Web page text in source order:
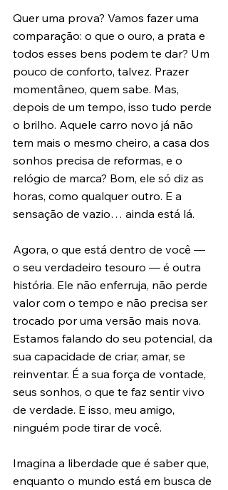
Quer uma prova? Vamos fazer uma
comparação: o que o ouro, a prata e
todos esses bens podem te dar? Um
pouco de conforto, talvez. Prazer
momentâneo, quem sabe. Mas,
depois de um tempo, isso tudo perde
o brilho. Aquele carro novo já não
tem mais o mesmo cheiro, a casa dos
sonhos precisa de reformas, e o
relógio de marca? Bom, ele só diz as
horas, como qualquer outro. E a
sensação de vazio… ainda está lá.
Agora, o que está dentro de você —
o seu verdadeiro tesouro — é outra
história. Ele não enferruja, não perde
valor com o tempo e não precisa ser
trocado por uma versão mais nova.
Estamos falando do seu potencial, da
sua capacidade de criar, amar, se
reinventar. É a sua força de vontade,
seus sonhos, o que te faz sentir vivo
de verdade. E isso, meu amigo,
ninguém pode tirar de você.
Imagina a liberdade que é saber que,
enquanto o mundo está em busca de